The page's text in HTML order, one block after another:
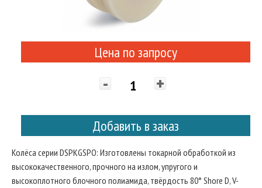
Цена по запросу
- +
Добавить в заказ
Колёса серии DSPKGSPO: Изготовлены токарной обработкой из
высококачественного, прочного на излом, упругого и
высокоплотного блочного полиамида, твёрдость 80° Shore D, V-